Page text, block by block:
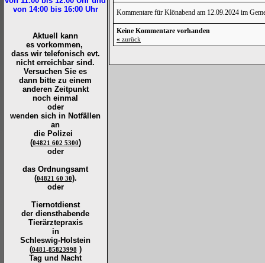
von 14:00 bis 16:00Uhr
Aktuell kann
es vorkommen,
dass wir telefonisch evt.
nicht erreichbar sind.
Versuchen Sie es
dann bitte zu einem
anderen Zeitpunkt
noch einmal
oder
wenden sich in Notfällen
an
die Polizei
(04821 602 5300)
oder
das Ordnungsamt
(04821 60 30).
oder
Tiernotdienst
der diensthabende
Tierärztepraxis
in
Schleswig-Holstein
(0481-85823998 )
Tag und Nacht
Kommentare für Klönabend am 12.09.2024 im
Keine Kommentare vorhanden
« zurück